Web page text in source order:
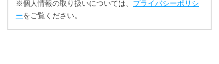
※個人情報の取り扱いについては、 プライバシーポリシ
ーをご覧ください。